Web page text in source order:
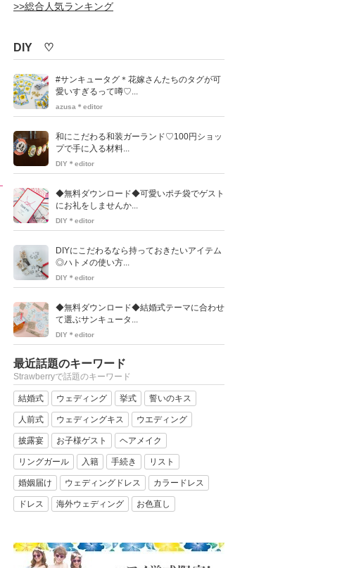
>>総合人気ランキング
DIY ♡
#サンキュータグ＊花嫁さんたちのタグが可
愛いすぎるって噂♡...
azusa＊editor
和にこだわる和装ガーランド♡100円ショッ
プで手に入る材料...
DIY＊editor
◆無料ダウンロード◆可愛いポチ袋でゲスト
にお礼をしませんか...
DIY＊editor
DIYにこだわるなら持っておきたいアイテム
◎ハトメの使い方...
DIY＊editor
◆無料ダウンロード◆結婚式テーマに合わせ
て選ぶサンキュータ...
DIY＊editor
最近話題のキーワード
Strawberryで話題のキーワード
結婚式 ウェディング 挙式 誓いのキス
人前式 ウェディングキス ウエディング
披露宴 お子様ゲスト ヘアメイク
リングガール 入籍 手続き リスト
婚姻届け ウェディングドレス カラードレス
ドレス 海外ウェディング お色直し